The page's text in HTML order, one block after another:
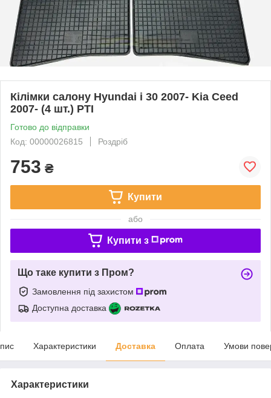
Кілімки салону Hyundai i 30 2007- Kia Ceed
2007- (4 шт.) РТІ
Готово до відправки
Код: 00000026815
Роздріб
753 ₴
Купити
або
Купити з
Що таке купити з Пром?
Замовлення під захистом
Доступна доставка
Характеристики Доставка Оплата Умови
Характеристики